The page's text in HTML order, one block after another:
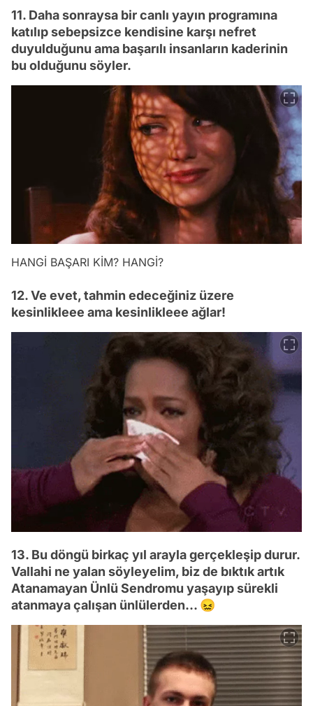
11. Daha sonraysa bir canlı yayın programına
katılıp sebepsizce kendisine karşı nefret
duyulduğunu ama başarılı insanların kaderinin
bu olduğunu söyler.
HANGİ BAŞARI KİM? HANGİ?
12. Ve evet, tahmin edeceğiniz üzere
kesinlikleee ama kesinlikleee ağlar!
13. Bu döngü birkaç yıl arayla gerçekleşip durur.
Vallahi ne yalan söyleyelim, biz de bıktık artık
Atanamayan Ünlü Sendromu yaşayıp sürekli
atanmaya çalışan ünlülerden... 😖